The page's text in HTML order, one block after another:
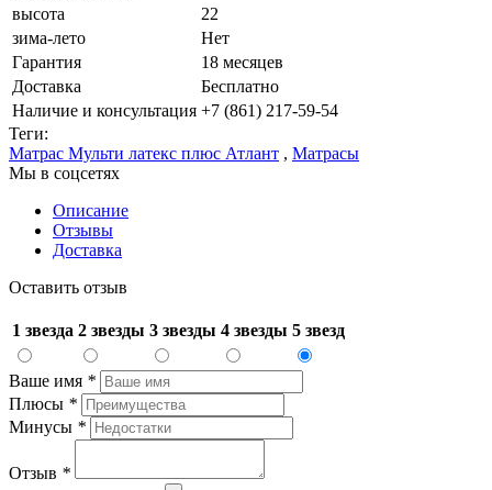
высота
22
зима-лето
Нет
Гарантия
18 месяцев
Доставка
Бесплатно
Наличие и консультация +7 (861) 217-59-54
Теги:
Матрас Мульти латекс плюс Атлант , Матрасы
Мы в соцсетях
Описание
Отзывы
Доставка
Оставить отзыв
1 звезда 2 звезды 3 звезды 4 звезды 5 звезд
Ваше имя *
Плюсы *
Минусы *
Отзыв *